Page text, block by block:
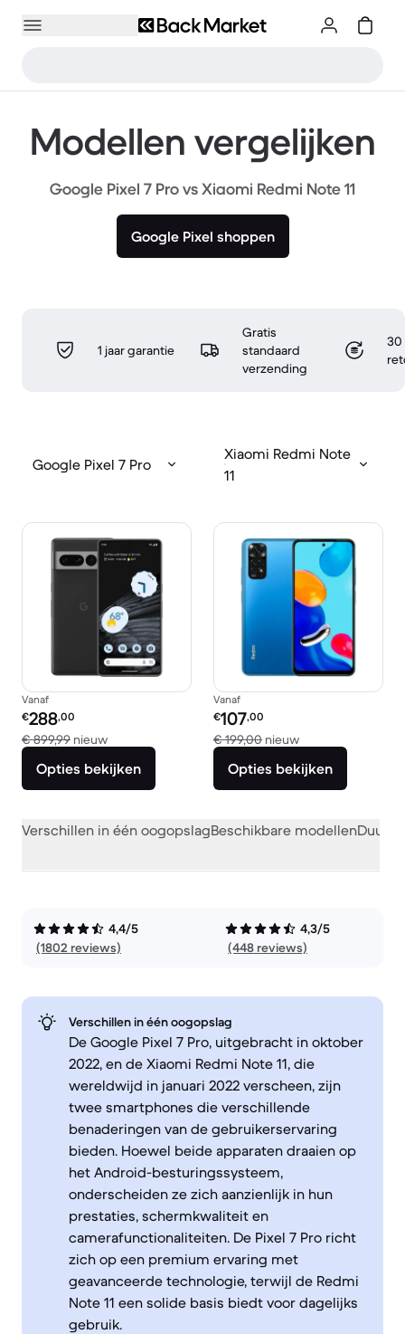
Modellen vergelijken
Google Pixel 7 Pro vs Xiaomi Redmi Note 11
Google Pixel shoppen
1 jaar garantie
Gratis
standaard
verzending
30
Google Pixel 7 Pro
Xiaomi Redmi Note
11
Vanaf
Refurbished prijs:
€288,00
€ 899,99 nieuwVergeleken met € 899,99 nieuw
Opties bekijken
Vanaf
Refurbished prijs:
€107,00
€ 199,00 nieuwVergeleken met €
Opties bekijken
Verschillen in één oogopslagBeschikbare modellen
4,4/5
(1802 reviews)
4,3/5
(448 reviews)
Verschillen in één oogopslag
De Google Pixel 7 Pro, uitgebracht in oktober
2022, en de Xiaomi Redmi Note 11, die
wereldwijd in januari 2022 verscheen, zijn
twee smartphones die verschillende
benaderingen van de gebruikerservaring
bieden. Hoewel beide apparaten draaien op
het Android-besturingssysteem,
onderscheiden ze zich aanzienlijk in hun
prestaties, schermkwaliteit en
camerafunctionaliteiten. De Pixel 7 Pro richt
zich op een premium ervaring met
geavanceerde technologie, terwijl de Redmi
Note 11 een solide basis biedt voor dagelijks
gebruik.